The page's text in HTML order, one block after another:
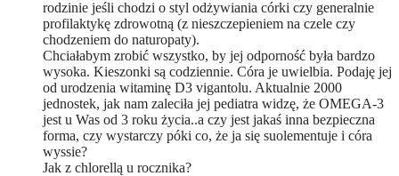
rodzinie jeśli chodzi o styl odżywiania córki czy generalnie
profilaktykę zdrowotną (z nieszczepieniem na czele czy
chodzeniem do naturopaty).
Chciałabym zrobić wszystko, by jej odporność była bardzo
wysoka. Kieszonki są codziennie. Córa je uwielbia. Podaję jej
od urodzenia witaminę D3 vigantolu. Aktualnie 2000
jednostek, jak nam zaleciła jej pediatra widzę, że OMEGA-3
jest u Was od 3 roku życia..a czy jest jakaś inna bezpieczna
forma, czy wystarczy póki co, że ja się suolementuje i córa
wyssie?
Jak z chlorellą u rocznika?